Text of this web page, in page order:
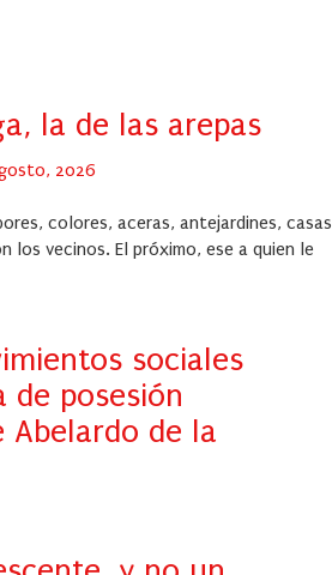
la de las arepas
2026
colores, aceras, antejardines, casas
los vecinos. El próximo, ese a quien le
sociales
de posesión
Abelardo de la